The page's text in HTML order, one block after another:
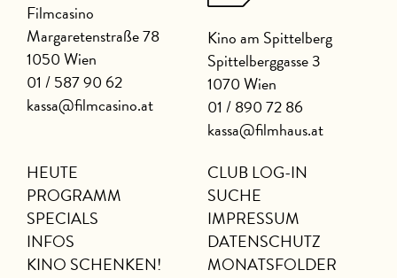
Filmcasino
Margaretenstraße 78
1050 Wien
01 / 587 90 62
kassa@filmcasino.at
Kino am Spittelberg
Spittelberggasse 3
1070 Wien
01 / 890 72 86
kassa@filmhaus.at
HEUTE
PROGRAMM
SPECIALS
INFOS
KINO SCHENKEN!
CLUB LOG-IN
SUCHE
IMPRESSUM
DATENSCHUTZ
MONATSFOLDER